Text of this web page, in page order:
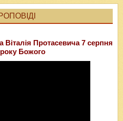
Віталія Протасевича 7 серпня
Божого